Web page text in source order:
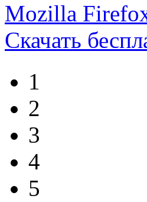
Mozilla
Скачать
1
2
3
4
5